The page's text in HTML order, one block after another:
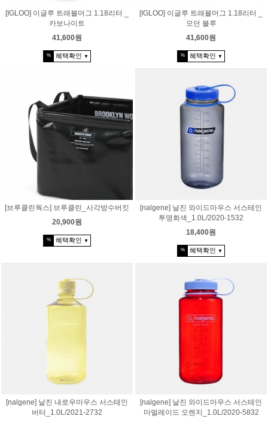
[IGLOO] 이글루 트래블머그 1.18리터 _
카보나이트
41,600원
% 혜택확인 ▼
[IGLOO] 이글루 트래블머그 1.18리터 _
모던 블루
41,600원
% 혜택확인 ▼
[브루클린웍스] 브루클린_사각방수버킷
20,900원
% 혜택확인 ▼
[nalgene] 날진 와이드마우스 서스테인
투명회색_1.0L/2020-1532
18,400원
% 혜택확인 ▼
[nalgene] 날진 내로우마우스 서스테인
버터_1.0L/2021-2732
[nalgene] 날진 와이드마우스 서스테인
마멀레이드 오렌지_1.0L/2020-5832